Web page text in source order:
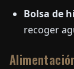
Bolsa de
recoger